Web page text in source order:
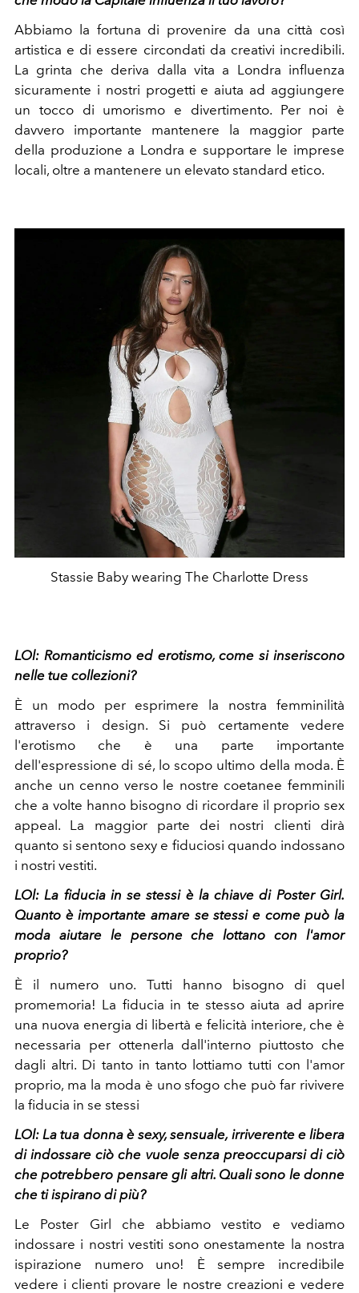
Abbiamo la fortuna di provenire da una città così
artistica e di essere circondati da creativi incredibili.
La grinta che deriva dalla vita a Londra influenza
sicuramente i nostri progetti e aiuta ad aggiungere
un tocco di umorismo e divertimento. Per noi è
davvero importante mantenere la maggior parte
della produzione a Londra e supportare le imprese
locali, oltre a mantenere un elevato standard etico.
Stassie Baby wearing The Charlotte Dress
LOl: Romanticismo ed erotismo, come si inseriscono
nelle tue collezioni?
È un modo per esprimere la nostra femminilità
attraverso i design. Si può certamente vedere
l'erotismo che è una parte importante
dell'espressione di sé, lo scopo ultimo della moda. È
anche un cenno verso le nostre coetanee femminili
che a volte hanno bisogno di ricordare il proprio sex
appeal. La maggior parte dei nostri clienti dirà
quanto si sentono sexy e fiduciosi quando indossano
i nostri vestiti.
LOl: La fiducia in se stessi è la chiave di Poster Girl.
Quanto è importante amare se stessi e come può la
moda aiutare le persone che lottano con l'amor
proprio?
È il numero uno. Tutti hanno bisogno di quel
promemoria! La fiducia in te stesso aiuta ad aprire
una nuova energia di libertà e felicità interiore, che è
necessaria per ottenerla dall'interno piuttosto che
dagli altri. Di tanto in tanto lottiamo tutti con l'amor
proprio, ma la moda è uno sfogo che può far rivivere
la fiducia in se stessi
LOl: La tua donna è sexy, sensuale, irriverente e libera
di indossare ciò che vuole senza preoccuparsi di ciò
che potrebbero pensare gli altri. Quali sono le donne
che ti ispirano di più?
Le Poster Girl che abbiamo vestito e vediamo
indossare i nostri vestiti sono onestamente la nostra
ispirazione numero uno! È sempre incredibile
vedere i clienti provare le nostre creazioni e vedere